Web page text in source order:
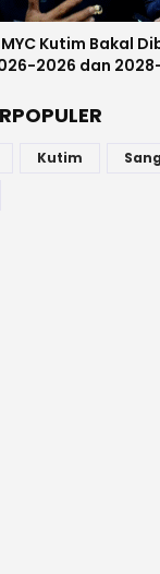
Kutim Bakal
2026 dan
Kutim